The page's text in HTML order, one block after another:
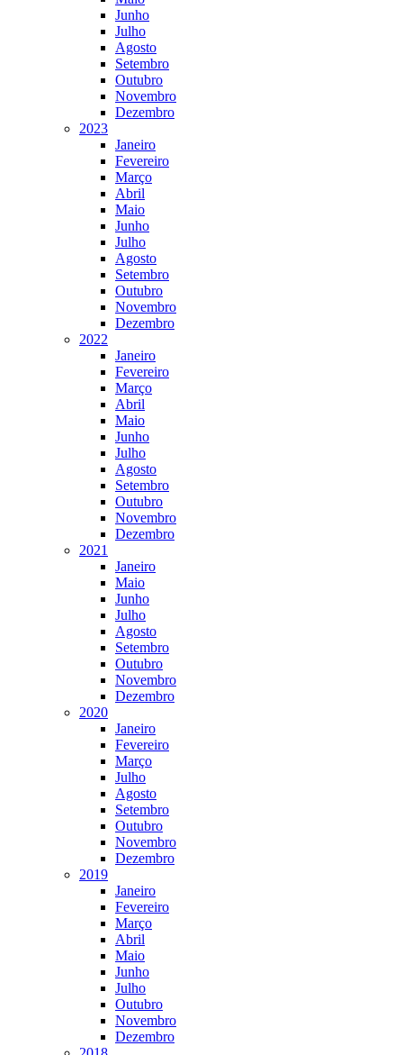
Junho
Julho
Agosto
Setembro
Outubro
Novembro
Dezembro
2023
Janeiro
Fevereiro
Março
Abril
Maio
Junho
Julho
Agosto
Setembro
Outubro
Novembro
Dezembro
2022
Janeiro
Fevereiro
Março
Abril
Maio
Junho
Julho
Agosto
Setembro
Outubro
Novembro
Dezembro
2021
Janeiro
Maio
Junho
Julho
Agosto
Setembro
Outubro
Novembro
Dezembro
2020
Janeiro
Fevereiro
Março
Julho
Agosto
Setembro
Outubro
Novembro
Dezembro
2019
Janeiro
Fevereiro
Março
Abril
Maio
Junho
Julho
Outubro
Novembro
Dezembro